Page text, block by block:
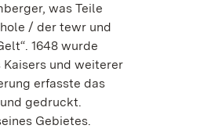
was Teile
/ der tewr und
1648 wurde
und weiterer
erfasste das
gedruckt.
Gebietes.